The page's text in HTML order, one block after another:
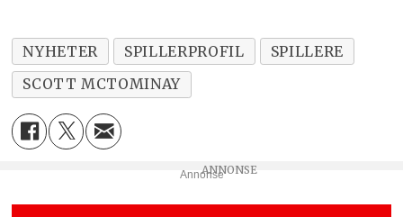
NYHETER SPILLERPROFIL
SPILLERE
SCOTT MCTOMINAY
Annonse